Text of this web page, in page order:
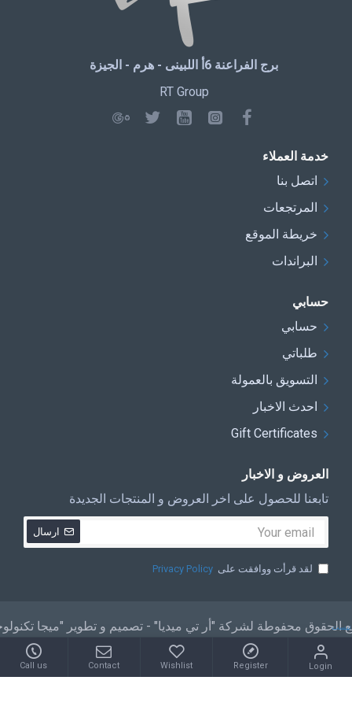
برج الفراعنة 6أ اللبينى - هرم - الجيزة
RT Group
خدمة العملاء
اتصل بنا
المرتجعات
خريطة الموقع
البراندات
حسابي
حسابي
طلباتي
التسويق بالعمولة
احدث الاخبار
Gift Certificates
العروض و الاخبار
تابعنا للحصول على اخر العروض و المنتجات الجديدة
ارسال
لقد قرأت ووافقت على Privacy Policy
الحقوق محفوطة لشركة "أر تي ميديا" - تصميم و تطوير "ميجاتيست
Login
Register
Wishlist
Contact
Call us